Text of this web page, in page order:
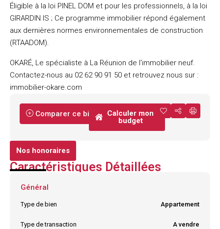
Éligible à la loi PINEL DOM et pour les professionnels, à la loi
GIRARDIN IS ; Ce programme immobilier répond également
aux dernières normes environnementales de construction
(RTAADOM).
OKARÉ, Le spécialiste à La Réunion de l'immobilier neuf.
Contactez-nous au 02 62 90 91 50 et retrouvez nous sur :
immobilier-okare.com
Comparer ce bien
Calculer mon
budget
Nos honoraires
Caractéristiques Détaillées
Général
Type de bien Appartement
Type de transaction A vendre